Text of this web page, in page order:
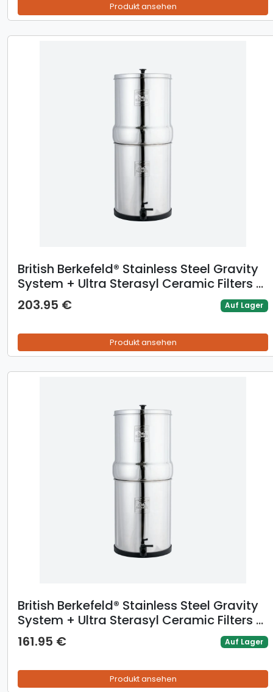
Produkt ansehen
British Berkefeld® Stainless Steel Gravity
System + Ultra Sterasyl Ceramic Filters -
12L / 2 x Ultra Sterasyl
203.95 € Auf Lager
Produkt ansehen
British Berkefeld® Stainless Steel Gravity
System + Ultra Sterasyl Ceramic Filters -
6L / 2 x Ultra Sterasyl
161.95 € Auf Lager
Produkt ansehen